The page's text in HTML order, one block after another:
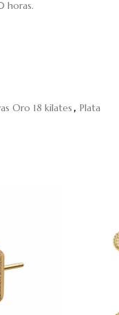
horas.
Oro 18 kilates, Plata